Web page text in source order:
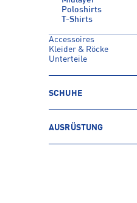
Poloshirts
T-Shirts
Accessoires
Kleider & Röcke
Unterteile
SCHUHE
AUSRÜSTUNG